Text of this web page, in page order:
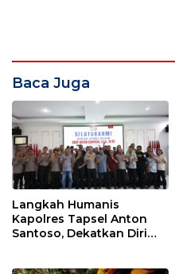
Baca Juga
Langkah Humanis
Kapolres Tapsel Anton
Santoso, Dekatkan Diri